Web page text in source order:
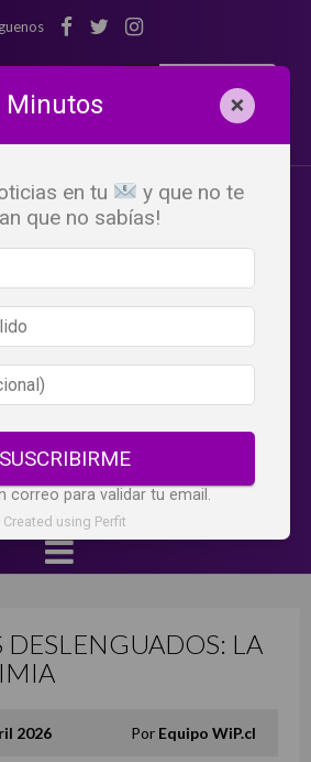
LA
2026 Por Equipo WiP.cl
Minutos ×
en tu
y que no te
que no sabías!
SUSCRIBIRME
correo para validar tu email.
Created using Perfit